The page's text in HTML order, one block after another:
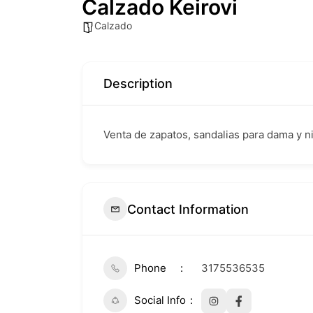
Calzado Keirovi
Calzado
Description
Venta de zapatos, sandalias para dama y
Contact Information
Phone 3175536535
Social Info